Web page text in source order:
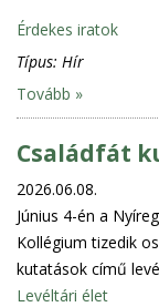
Érdekes iratok
Típus: Hír
Tovább »
Családfát
2026.06.08.
Június 4-én a
Kollégium tizedik
kutatások című
Levéltári élet